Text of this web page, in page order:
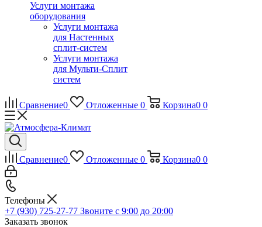
Услуги монтажа
оборудования
Услуги монтажа
для Настенных
сплит-систем
Услуги монтажа
для Мульти-Сплит
систем
Сравнение0 Отложенные 0 Корзина0 0
Сравнение0 Отложенные 0 Корзина0 0
Телефоны
+7 (930) 725-27-77 Звоните с 9:00 до 20:00
Заказать звонок